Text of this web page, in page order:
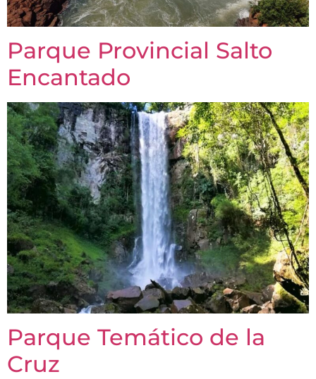
Parque Provincial Salto
Encantado
Parque Temático de la
Cruz